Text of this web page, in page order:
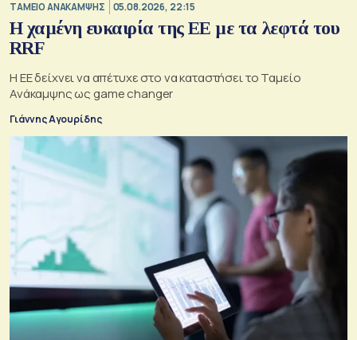
ΤΑΜΕΙΟ ΑΝΑΚΑΜΨΗΣ 05.08.2026, 22:15
Η χαμένη ευκαιρία της ΕΕ με τα λεφτά του
RRF
Η ΕΕ δείχνει να απέτυχε στο να καταστήσει το Ταμείο
Ανάκαμψης ως game changer
Γιάννης Αγουρίδης